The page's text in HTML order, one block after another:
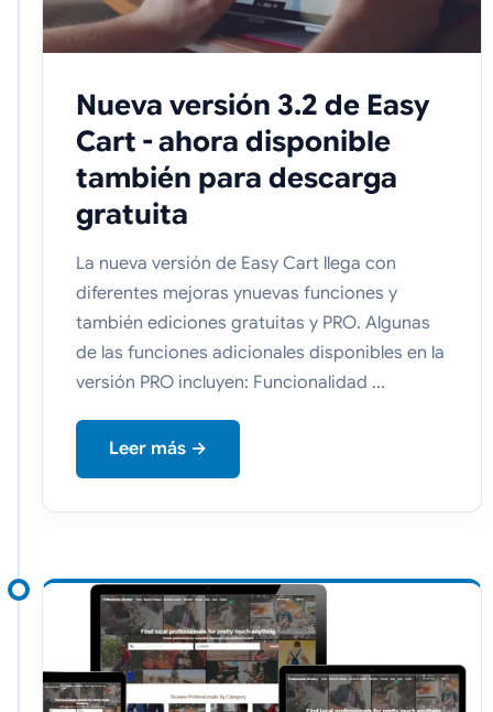
Nueva versión 3.2 de Easy
Cart - ahora disponible
también para descarga
gratuita
La nueva versión de Easy Cart llega con
diferentes mejoras ynuevas funciones y
también ediciones gratuitas y PRO. Algunas
de las funciones adicionales disponibles en la
versión PRO incluyen: Funcionalidad ...
Leer más →